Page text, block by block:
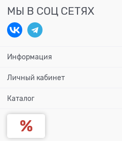
МЫ В СОЦ СЕТЯХ
Информация
Личный кабинет
Каталог